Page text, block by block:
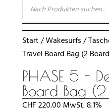
SUCHE
NACH
Start/Wakesurfs /
Travel Board Bag (2
PHASE 5 -
Board Bag (2
CHF220.00 MwSt. 8.1%